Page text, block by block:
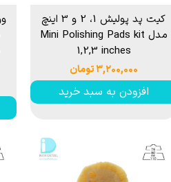
کیت پد پولیش 1، 2 و 3 اینچ
مدل Mini Polishing Pads kit
1,2,3 inches
۳,۲۰۰,۰۰۰ تومان
افزودن به سبد خرید